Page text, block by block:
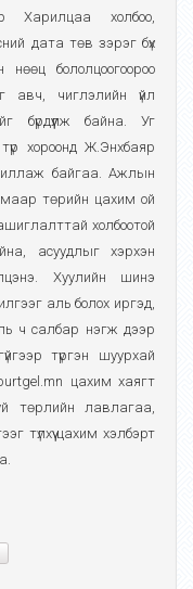
Харилцаа холбоо,
дата төв зэрэг бүх
бололцоогоороо
авч, чиглэлийн үйл
бүрдүүлж байна. Уг
хороонд Ж.Энхбаяр
байгаа. Ажлын
төрийн цахим ой
холбоотой
асуудлыг хэрхэн
Хуулийн шинэ
аль болох иргэд,
ч салбар нэгж дээр
түргэн шуурхай
цахим хаягт
төрлийн лавлагаа,
түлхүү цахим хэлбэрт